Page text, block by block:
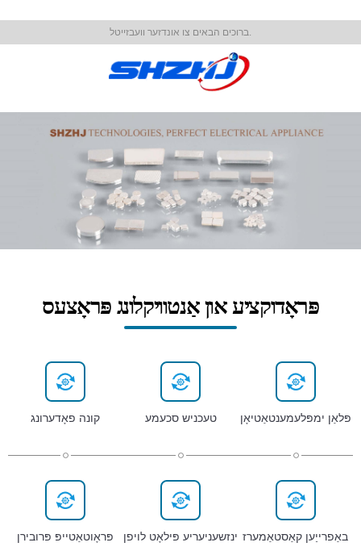
ברוכים הבאים צו אונדזער וועבזייטל.
פּראָדוקציע און אַנטוויקלונג פּראָצעס
קונה פאָדערונג טעכניש סכעמע פּלאַן ימפּלעמענטאַטיאָן
פּראָוטאַטייפּ פּרובירן ינזשעניעריע פּילאָט לויפן באַפרייַען קאַסטאַמערז